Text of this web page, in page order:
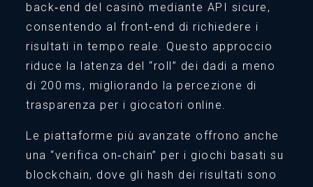
back‑end del casinò mediante API sicure,
consentendo al front‑end di richiedere i
risultati in tempo reale. Questo approccio
riduce la latenza del “roll” dei dadi a meno
di 200 ms, migliorando la percezione di
trasparenza per i giocatori online.
Le piattaforme più avanzate offrono anche
una “verifica on‑chain” per i giochi basati su
blockchain, dove gli hash dei risultati sono